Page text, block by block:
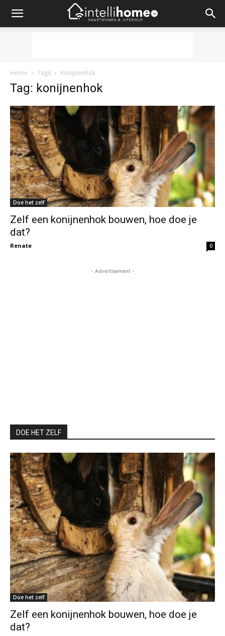
Home Tags Konijnenhok
Tag: konijnenhok
Doe het zelf
Zelf een konijnenhok bouwen, hoe doe je
dat?
Renate 0
- Advertisement -
DOE HET ZELF
Doe het zelf
Zelf een konijnenhok bouwen, hoe doe je
dat?